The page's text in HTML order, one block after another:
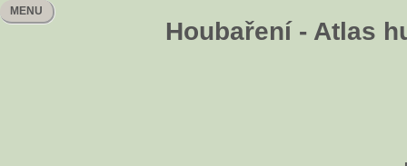
Houbaření - Atlas
MENU